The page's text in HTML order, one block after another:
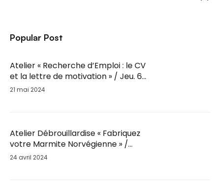
Popular Post
Atelier « Recherche d’Emploi : le CV
et la lettre de motivation » / Jeu. 6
Juin / 14h-16h
21 mai 2024
Atelier Débrouillardise « Fabriquez
votre Marmite Norvégienne » /
Mar. 28 Mai / 18h30
24 avril 2024